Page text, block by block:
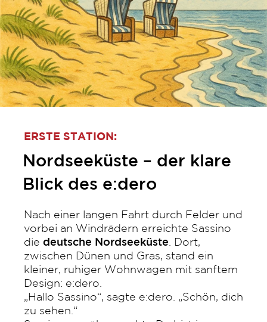
ERSTE STATION:
Nordseeküste – der klare
Blick des e:dero
Nach einer langen Fahrt durch Felder und
vorbei an Windrädern erreichte Sassino
die deutsche Nordseeküste . Dort,
zwischen Dünen und Gras, stand ein
kleiner, ruhiger Wohnwagen mit sanftem
Design: e:dero.
„Hallo Sassino“, sagte e:dero. „Schön, dich
zu sehen.“